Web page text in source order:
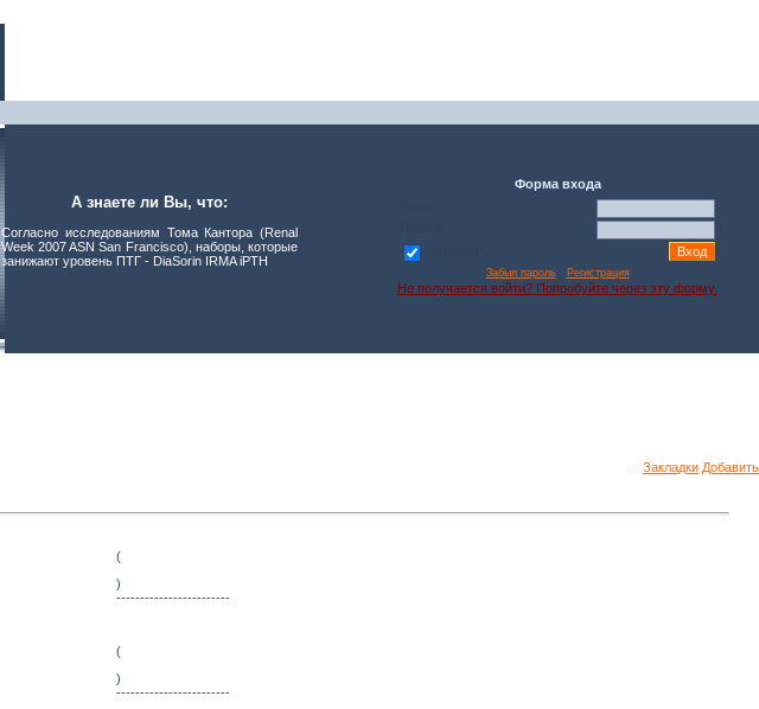
А знаете ли Вы, что:
Согласно исследованиям Тома Кантора (Renal
Week 2007 ASN San Francisco), наборы, которые
занижают уровень ПТГ - DiaSorin IRMA iPTH
Форма входа
Забыл пароль· Регистрация
Не получается войти? Попробуйте через эту форму.
Закладки Добавить
(
)
------------------------
(
)
------------------------